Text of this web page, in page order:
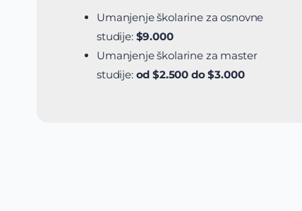
Umanjenje školarine za osnovne
studije: $9.000
Umanjenje školarine za master
studije: od $2.500 do $3.000